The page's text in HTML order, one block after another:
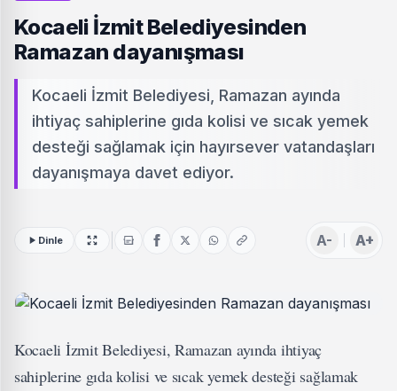
Kocaeli İzmit Belediyesinden
Ramazan dayanışması
Kocaeli İzmit Belediyesi, Ramazan ayında
ihtiyaç sahiplerine gıda kolisi ve sıcak yemek
desteği sağlamak için hayırsever vatandaşları
dayanışmaya davet ediyor.
Dinle A- A+
Kocaeli İzmit Belediyesi, Ramazan ayında ihtiyaç
sahiplerine gıda kolisi ve sıcak yemek desteği sağlamak